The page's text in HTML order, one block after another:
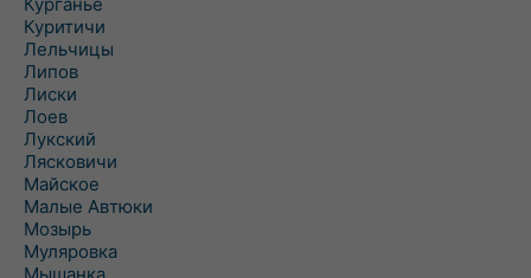
Куритичи
Лельчицы
Липов
Лиски
Лоев
Лукский
Лясковичи
Майское
Малые Автюки
Мозырь
Муляровка